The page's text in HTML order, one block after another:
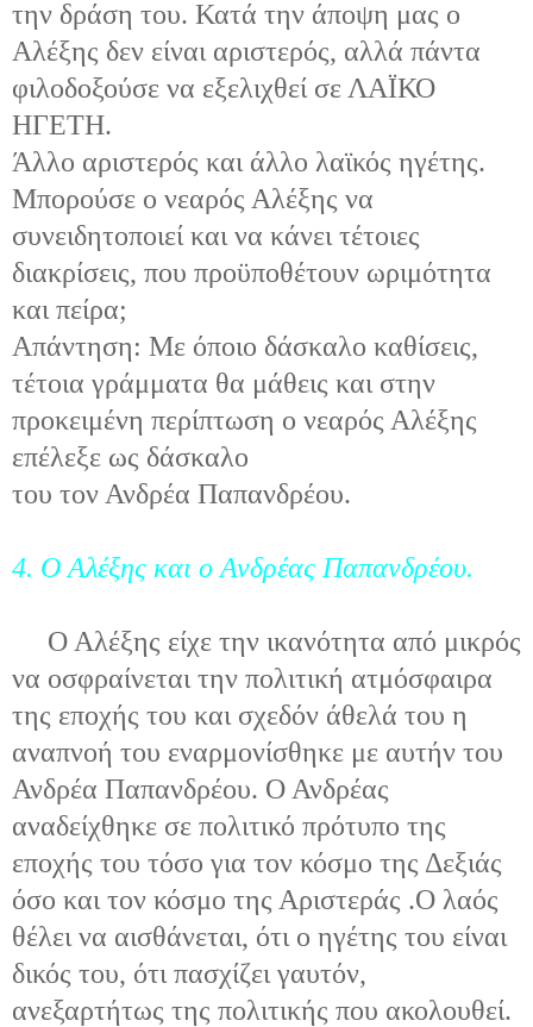
την δράση του. Κατά την άποψη μας ο
Αλέξης δεν είναι αριστερός, αλλά πάντα
φιλοδοξούσε να εξελιχθεί σε ΛΑΪΚΟ
ΗΓΕΤΗ.
Άλλο αριστερός και άλλο λαϊκός ηγέτης.
Μπορούσε ο νεαρός Αλέξης να
συνειδητοποιεί και να κάνει τέτοιες
διακρίσεις, που προϋποθέτουν ωριμότητα
και πείρα;
Απάντηση: Με όποιο δάσκαλο καθίσεις,
τέτοια γράμματα θα μάθεις και στην
προκειμένη περίπτωση ο νεαρός Αλέξης
επέλεξε ως δάσκαλο
του τον Ανδρέα Παπανδρέου.
4. Ο Αλέξης και ο Ανδρέας Παπανδρέου.
Ο Αλέξης είχε την ικανότητα από μικρός
να οσφραίνεται την πολιτική ατμόσφαιρα
της εποχής του και σχεδόν άθελά του η
αναπνοή του εναρμονίσθηκε με αυτήν του
Ανδρέα Παπανδρέου. Ο Ανδρέας
αναδείχθηκε σε πολιτικό πρότυπο της
εποχής του τόσο για τον κόσμο της Δεξιάς
όσο και τον κόσμο της Αριστεράς .Ο λαός
θέλει να αισθάνεται, ότι ο ηγέτης του είναι
δικός του, ότι πασχίζει γαυτόν,
ανεξαρτήτως της πολιτικής που ακολουθεί.